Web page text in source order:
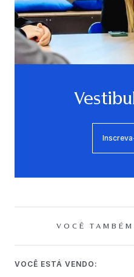
VOCÊ
VOCÊ ESTÁ VENDO: